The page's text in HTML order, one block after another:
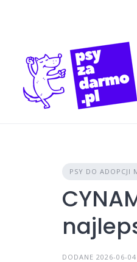
PSY DO ADOPCJI
DODANE 2026-06-04